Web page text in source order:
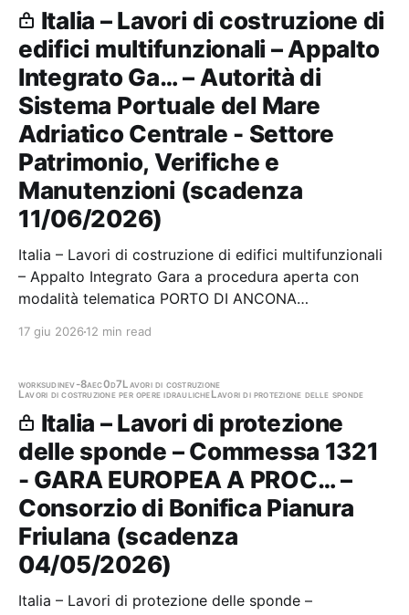
Italia – Lavori di costruzione di
edifici multifunzionali – Appalto
Integrato Ga… – Autorità di
Sistema Portuale del Mare
Adriatico Centrale - Settore
Patrimonio, Verifiche e
Manutenzioni (scadenza
11/06/2026)
Italia – Lavori di costruzione di edifici multifunzionali
– Appalto Integrato Gara a procedura aperta con
modalità telematica PORTO DI ANCONA
ACCOGLIENZA E SERVIZI DI CONTROLLO DEI
Stazione appaltante: Autorità di Sistema…
17 giu 2026 12 min read
worksudinev-8aec0d7Lavori di costruzione
Lavori di costruzione per opere idraulicheLavori di protezione delle sponde
Italia – Lavori di protezione
delle sponde – Commessa 1321
- GARA EUROPEA A PROC… –
Consorzio di Bonifica Pianura
Friulana (scadenza
04/05/2026)
Italia – Lavori di protezione delle sponde –